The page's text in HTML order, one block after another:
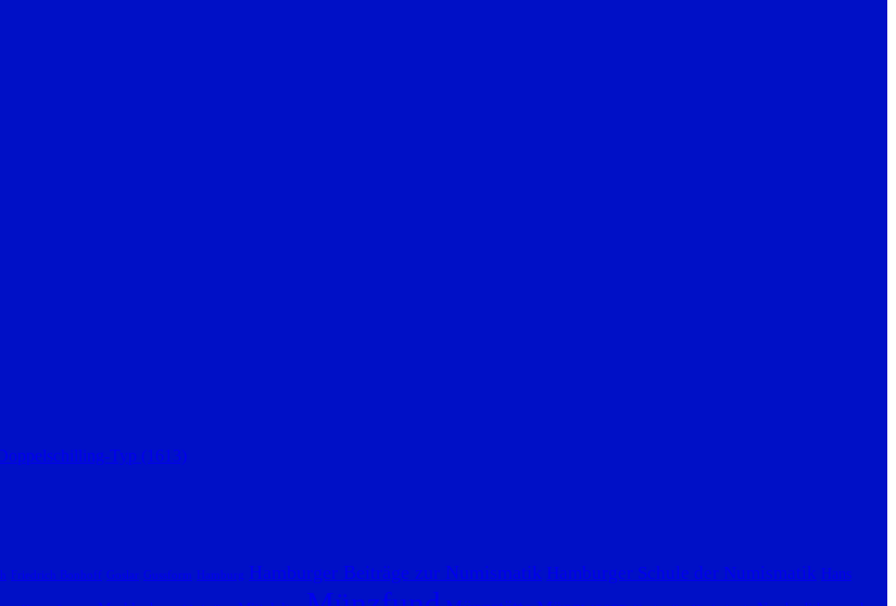
Typ (1613)
Friedrich Bonhoff Goslar Gussform Hamburg Hamburger Beiträge zur Numismatik Hamburger Schule der Numismatik Hans